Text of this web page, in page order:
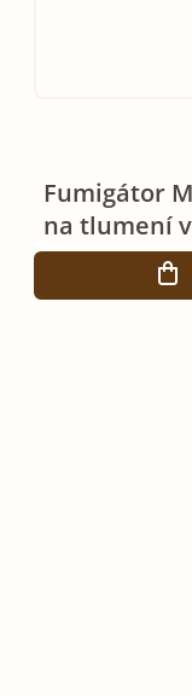
Fumigátor
na tlumení